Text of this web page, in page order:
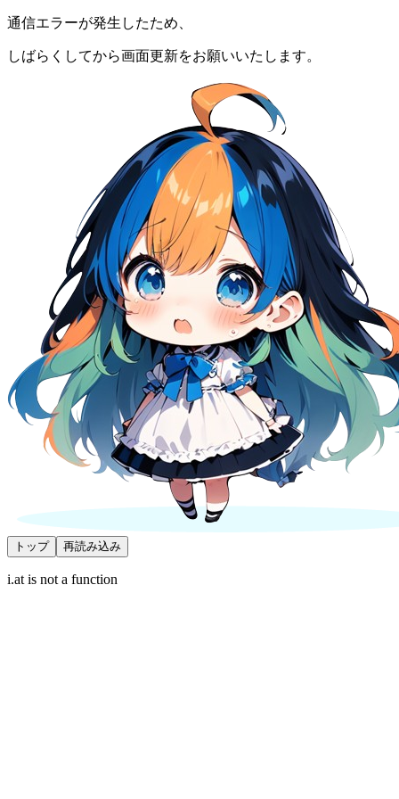
通信エラーが発生したため、
しばらくしてから画面更新をお願いいたします。
トップ 再読み込み
i.at is not a function